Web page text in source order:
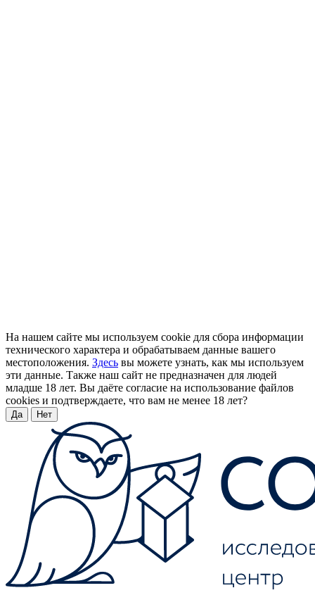
На нашем сайте мы используем cookie для сбора информации
технического характера и обрабатываем данные вашего
местоположения. Здесь вы можете узнать, как мы используем
эти данные. Также наш сайт не предназначен для людей
младше 18 лет. Вы даёте согласие на использование файлов
cookies и подтверждаете, что вам не менее 18 лет?
Да Нет